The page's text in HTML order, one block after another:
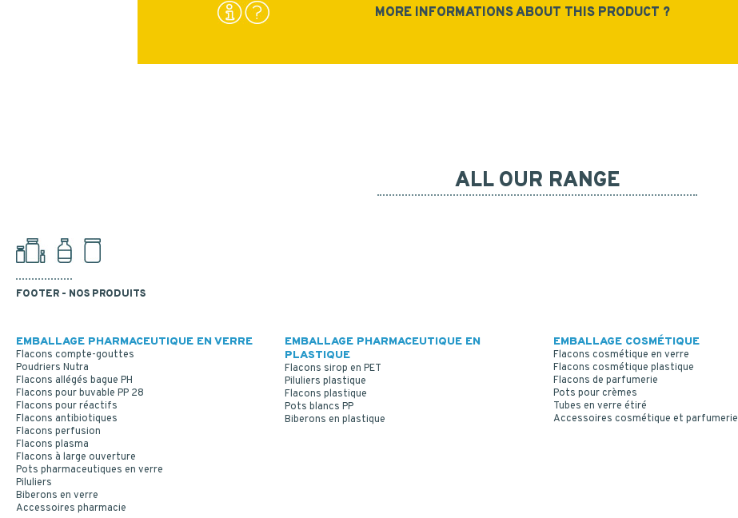
MORE INFORMATIONS ABOUT THIS PRODUCT ?
ALL OUR RANGE
FOOTER - NOS PRODUITS
EMBALLAGE PHARMACEUTIQUE EN VERRE
Flacons compte-gouttes
Poudriers Nutra
Flacons allégés bague PH
Flacons pour buvable PP 28
Flacons pour réactifs
Flacons antibiotiques
Flacons perfusion
Flacons plasma
Flacons à large ouverture
Pots pharmaceutiques en verre
Piluliers
Biberons en verre
Accessoires pharmacie
EMBALLAGE PHARMACEUTIQUE EN
PLASTIQUE
Flacons sirop en PET
Piluliers plastique
Flacons plastique
Pots blancs PP
Biberons en plastique
EMBALLAGE COSMÉTIQUE
Flacons cosmétique en verre
Flacons cosmétique plastique
Flacons de parfumerie
Pots pour crèmes
Tubes en verre étiré
Accessoires cosmétique et parfumerie